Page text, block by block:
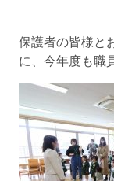
保護者の皆様と
に、今年度も職